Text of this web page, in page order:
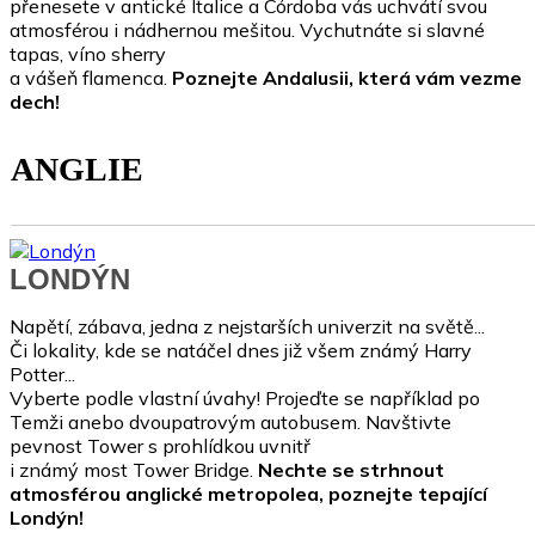
přenesete v antické Italice a Córdoba vás uchvátí svou
atmosférou i nádhernou mešitou. Vychutnáte si slavné
tapas, víno sherry
a vášeň flamenca. Poznejte Andalusii, která vám vezme
dech!
ANGLIE
LONDÝN
Napětí, zábava, jedna z nejstarších univerzit na světě...
Či lokality, kde se natáčel dnes již všem známý Harry
Potter...
Vyberte podle vlastní úvahy! Projeďte se například po
Temži anebo dvoupatrovým autobusem. Navštivte
pevnost Towers prohlídkou uvnitř
i známý most Tower Bridge. Nechte se strhnout
atmosférou anglické metropolea, poznejte tepající
Londýn!